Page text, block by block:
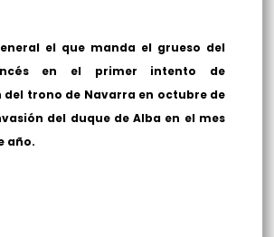
el que manda el grueso del
en el primer intento de
del trono de Navarra en octubre de
del duque de Alba en el mes
año.